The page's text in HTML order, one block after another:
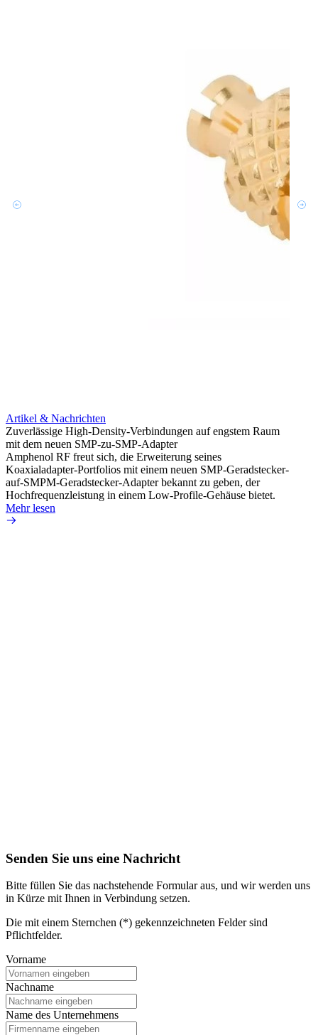
Artikel & Nachrichten
Zuverlässige High-Density-Verbindungen auf engstem Raum
mit dem neuen SMP-zu-SMP-Adapter
Amphenol RF freut sich, die Erweiterung seines
Koaxialadapter-Portfolios mit einem neuen SMP-Geradstecker-
auf-SMPM-Geradstecker-Adapter bekannt zu geben, der
Hochfrequenzleistung in einem Low-Profile-Gehäuse bietet.
Mehr lesen
Senden Sie uns eine Nachricht
Bitte füllen Sie das nachstehende Formular aus, und wir werden uns
in Kürze mit Ihnen in Verbindung setzen.
Die mit einem Sternchen (*) gekennzeichneten Felder sind
Pflichtfelder.
Vorname
Nachname
Name des Unternehmens